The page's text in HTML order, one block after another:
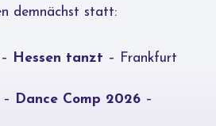
demnächst statt:
Hessen tanzt – Frankfurt
Dance Comp 2026 –